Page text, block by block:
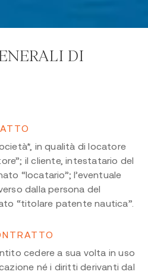
DI
in qualità di locatore
il cliente, intestatario del
“locatario”; l’eventuale
dalla persona del
“titolare patente nautica”.
cedere a sua volta in uso
né i diritti derivanti dal